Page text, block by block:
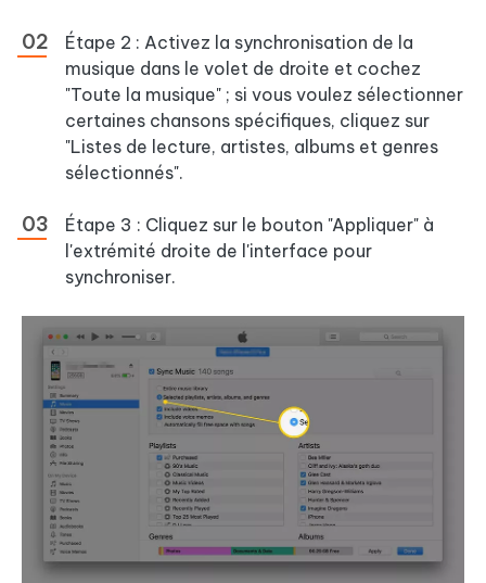
Étape 2 : Activez la synchronisation de la
musique dans le volet de droite et cochez
"Toute la musique" ; si vous voulez sélectionner
certaines chansons spécifiques, cliquez sur
"Listes de lecture, artistes, albums et genres
sélectionnés".
Étape 3 : Cliquez sur le bouton "Appliquer" à
l'extrémité droite de l'interface pour
synchroniser.